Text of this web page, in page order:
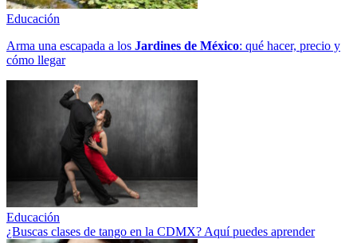
Educación
Arma una escapada a los Jardines de México: qué hacer, precio y
cómo llegar
Educación
¿Buscas clases de tango en la CDMX? Aquí puedes aprender